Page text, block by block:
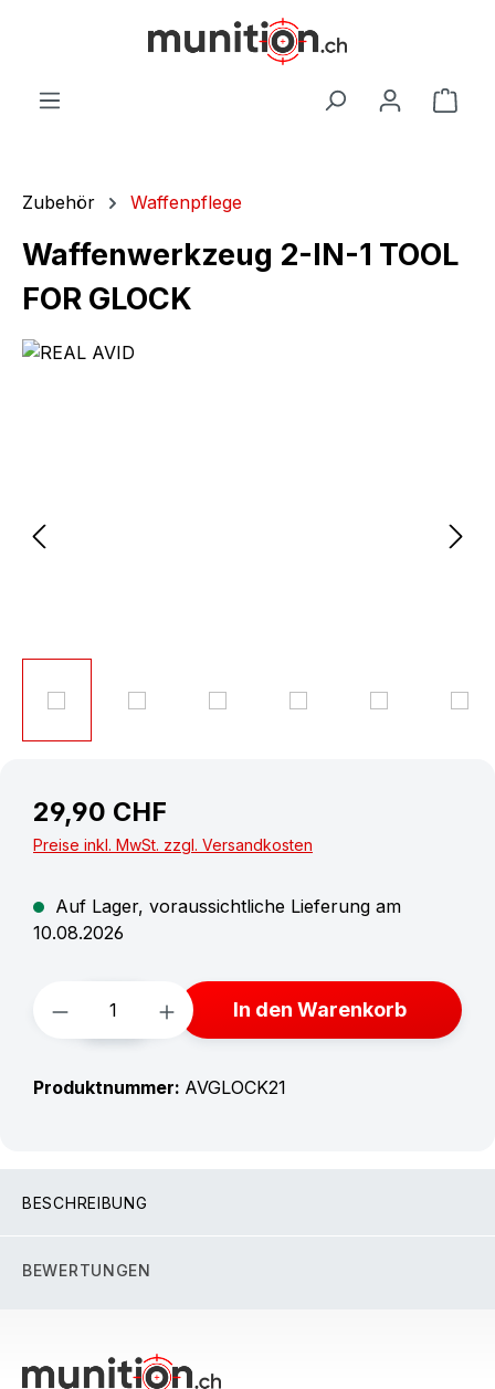
Zubehör Waffenpflege
Waffenwerkzeug 2-IN-1 TOOL
FOR GLOCK
29,90 CHF
Preise inkl. MwSt. zzgl. Versandkosten
Auf Lager, voraussichtliche Lieferung am
10.08.2026
Produkt Anzahl: Gib den
In den Warenkorb
Produktnummer: AVGLOCK21
BESCHREIBUNG
BEWERTUNGEN